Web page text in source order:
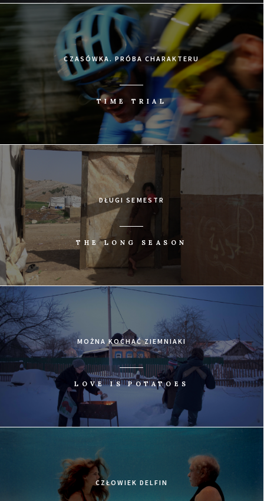
CZASÓWKA. PRÓBA CHARAKTERU
TIME TRIAL
DŁUGI SEMESTR
THE LONG SEASON
MOŻNA KOCHAĆ ZIEMNIAKI
LOVE IS POTATOES
CZŁOWIEK DELFIN